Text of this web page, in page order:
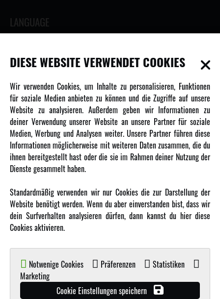
LANGUAGE
INFORMATIONEN
Newsletter
Über uns
Karriere
Amewi Kataloge
AMXRacing - Qualitäts RC-Zubehör
Amewi Construction - Nutzfahrzeuge
Amewi B2B-Shop
DIESE WEBSITE VERWENDET COOKIES
Wir verwenden Cookies, um Inhalte zu personalisieren, Funktionen
für soziale Medien anbieten zu können und die Zugriffe auf unsere
Website zu analysieren. Außerdem geben wir Informationen zu
deiner Verwendung unserer Website an unsere Partner für soziale
Medien, Werbung und Analysen weiter. Unsere Partner führen diese
Informationen möglicherweise mit weiteren Daten zusammen, die du
ihnen bereitgestellt hast oder die sie im Rahmen deiner Nutzung der
Dienste gesammelt haben.
Standardmäßig verwenden wir nur Cookies die zur Darstellung der
Website benötigt werden. Wenn du aber einverstanden bist, dass wir
dein Surfverhalten analysieren dürfen, dann kannst du hier diese
Cookies aktivieren.
Notwenige Cookies Präferenzen
Statistiken
Marketing
Cookie Einstellungen speichern